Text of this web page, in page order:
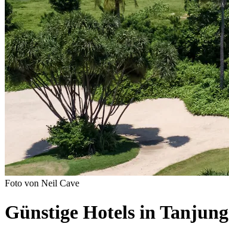
Foto von Neil Cave
Günstige Hotels in Tanjung